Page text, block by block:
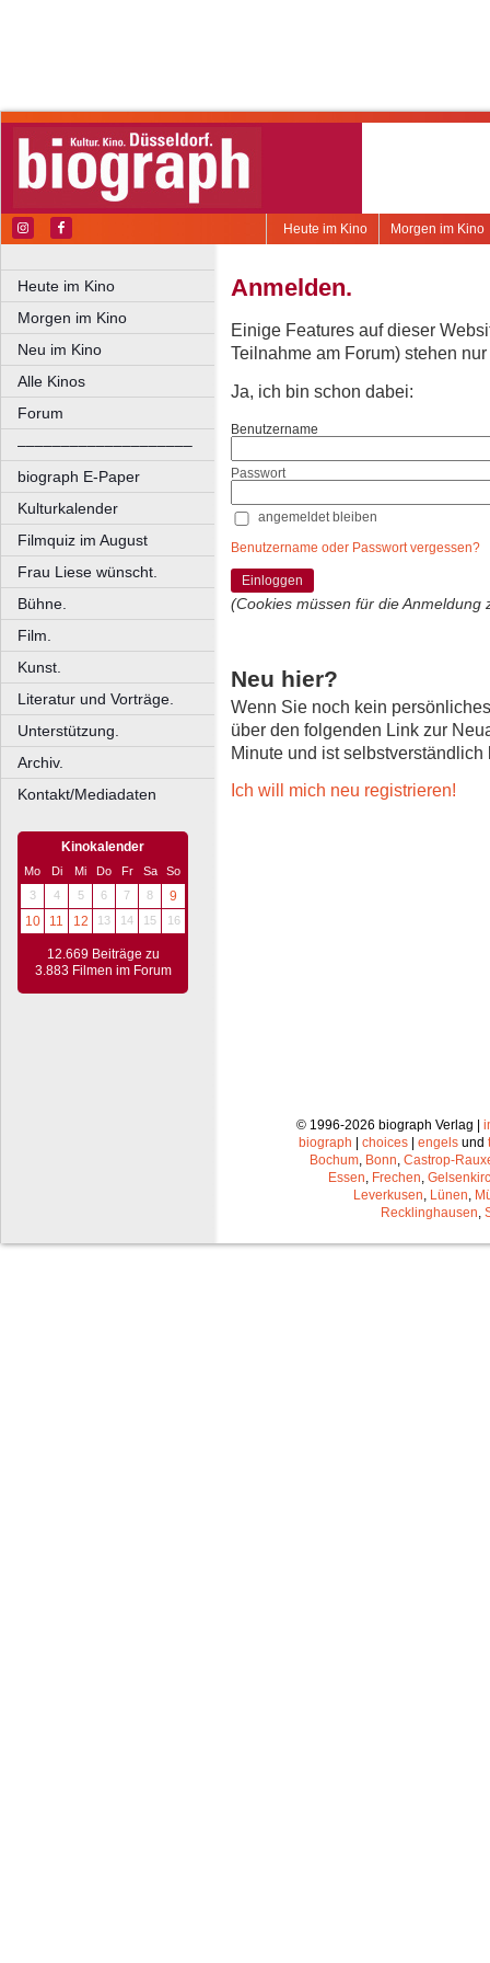
Morgen im Kino
Heute im Kino
Heute im Kino
Morgen im Kino
Neu im Kino
Alle Kinos
Forum
––––––––––––––––––––
biograph E-Paper
Kulturkalender
Filmquiz im August
Frau Liese wünscht.
Bühne.
Film.
Kunst.
Literatur und Vorträge.
Unterstützung.
Archiv.
Kontakt/Mediadaten
Kinokalender
Mo Di Mi Do Fr Sa
So
3
4 5 6 7 8
9
10
11 12 13 14 15 16
12.669 Beiträge zu
3.883 Filmen im Forum
Anmelden.
Einige Features auf dieser
Teilnahme am Forum) stehen
Ja, ich bin schon dabei:
Benutzername
Passwort
angemeldet bleiben
Benutzername oder Passwort vergessen?
Einloggen
(Cookies müssen für die Anmeldung
Neu hier?
Wenn Sie noch kein
über den folgenden Link zur
Minute und ist selbstverständlich
Ich will mich neu registrieren!
© 1996-2026 biograph Verlag |
biograph
choices engels und
Bochum, Bonn, Castrop-
Essen, Frechen,
Leverkusen, Lünen,
Recklinghausen,